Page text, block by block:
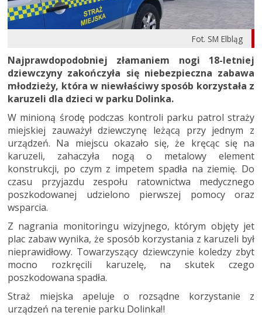
Fot. SM Elbląg
Najprawdopodobniej złamaniem nogi 18-letniej
dziewczyny zakończyła się niebezpieczna zabawa
młodzieży, która w niewłaściwy sposób korzystała z
karuzeli dla dzieci w parku Dolinka.
W minioną środę podczas kontroli parku patrol straży
miejskiej zauważył dziewczynę leżącą przy jednym z
urządzeń. Na miejscu okazało się, że kręcąc się na
karuzeli, zahaczyła nogą o metalowy element
konstrukcji, po czym z impetem spadła na ziemię. Do
czasu przyjazdu zespołu ratownictwa medycznego
poszkodowanej udzielono pierwszej pomocy oraz
wsparcia.
Z nagrania monitoringu wizyjnego, którym objęty jet
plac zabaw wynika, że sposób korzystania z karuzeli był
nieprawidłowy. Towarzyszący dziewczynie koledzy zbyt
mocno rozkręcili karuzelę, na skutek czego
poszkodowana spadła.
Straż miejska apeluje o rozsądne korzystanie z
urządzeń na terenie parku Dolinka‼️